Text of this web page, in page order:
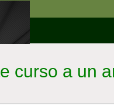
curso a un